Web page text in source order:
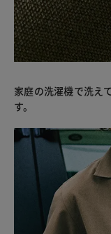
家庭の洗濯機で洗え
す。